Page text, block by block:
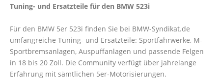
Tuning- und Ersatzteile für den BMW 523i
Für den BMW 5er 523i finden Sie bei BMW-Syndikat.de
umfangreiche Tuning- und Ersatzteile: Sportfahrwerke, M-
Sportbremsanlagen, Auspuffanlagen und passende Felgen
in 18 bis 20 Zoll. Die Community verfügt über jahrelange
Erfahrung mit sämtlichen 5er-Motorisierungen.